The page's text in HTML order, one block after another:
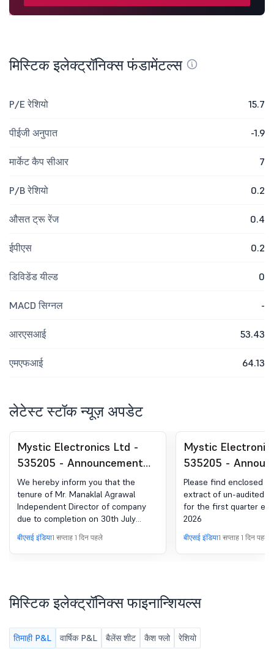
मिस्टिक इलेक्ट्रॉनिक्स फंडामेंटल्स
P/E रेशियो 15.7
पीईजी अनुपात -1.9
मार्केट कैप सीआर 7
P/B रेशियो 0.2
औसत ट्रू रेंज 0.4
ईपीएस 0.2
डिविडेंड यील्ड 0
MACD सिग्नल -
आरएसआई 53.43
एमएफआई 64.13
लेटेस्ट स्टॉक न्यूज़ अपडेट
Mystic Electronics Ltd -
535205 - Announcement
under Regulation 30
(LODR)-Change in
Management
We hereby inform you that the
tenure of Mr. Manaklal Agrawal
Independent Director of company
due to completion on 30th July
2026. he shall cease ID of company
With effect from close of business
hours 30th July 2026.
बीएसई इंडिया1 सप्ताह 1 दिन पहले
Mystic
535205 -
under Regulation
(LODR)-
Publication
Please find enclosed
extract of un-audited
for the first quarter
2026
बीएसई इंडिया1 सप्ताह 1 दिन पहले
मिस्टिक इलेक्ट्रॉनिक्स फाइनान्शियल्स
तिमाही P&L वार्षिक P&L बैलेंस शीट कैश फ्लो रेशियो